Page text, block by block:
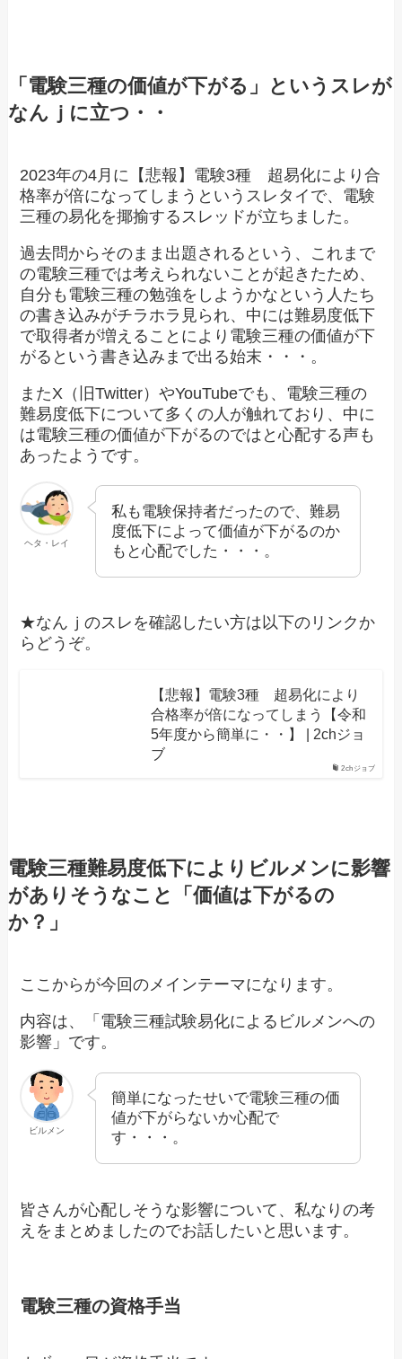
「電験三種の価値が下がる」というスレが
なんｊに立つ・・
2023年の4月に【悲報】電験3種 超易化により合
格率が倍になってしまうというスレタイで、電験
三種の易化を揶揄するスレッドが立ちました。
過去問からそのまま出題されるという、これまで
の電験三種では考えられないことが起きたため、
自分も電験三種の勉強をしようかなという人たち
の書き込みがチラホラ見られ、中には難易度低下
で取得者が増えることにより電験三種の価値が下
がるという書き込みまで出る始末・・・。
またX（旧Twitter）やYouTubeでも、電験三種の
難易度低下について多くの人が触れており、中に
は電験三種の価値が下がるのではと心配する声も
あったようです。
ヘタ・レイ
私も電験保持者だったので、難易
度低下によって価値が下がるのか
もと心配でした・・・。
★なんｊのスレを確認したい方は以下のリンクか
らどうぞ。
2chジョブ
【悲報】電験3種 超易化により
合格率が倍になってしまう【令和
5年度から簡単に・・】 | 2chジョ
ブ
電験三種難易度低下によりビルメンに影響
がありそうなこと「価値は下がるの
か？」
ここからが今回のメインテーマになります。
内容は、「電験三種試験易化によるビルメンへの
影響」です。
ビルメン
簡単になったせいで電験三種の価
値が下がらないか心配で
す・・・。
皆さんが心配しそうな影響について、私なりの考
えをまとめましたのでお話したいと思います。
電験三種の資格手当